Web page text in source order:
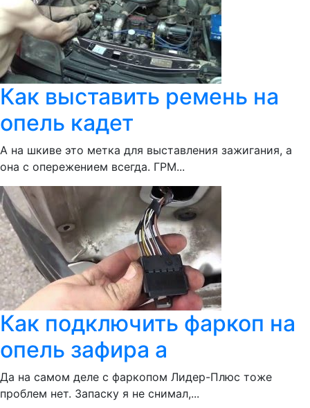
Как выставить ремень на
опель кадет
А на шкиве это метка для выставления зажигания, а
она с опережением всегда. ГРМ...
Как подключить фаркоп на
опель зафира а
Да на самом деле с фаркопом Лидер-Плюс тоже
проблем нет. Запаску я не снимал,...